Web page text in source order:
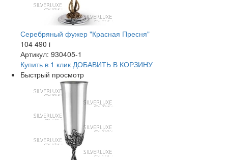
Серебряный фужер "Красная Пресня"
104 490 i
Артикул: 930405-1
Купить в 1 клик ДОБАВИТЬ В КОРЗИНУ
Быстрый просмотр